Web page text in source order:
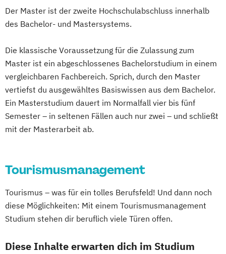
Der Master ist der zweite Hochschulabschluss innerhalb
des Bachelor- und Mastersystems.
Die klassische Voraussetzung für die Zulassung zum
Master ist ein abgeschlossenes Bachelorstudium in einem
vergleichbaren Fachbereich. Sprich, durch den Master
vertiefst du ausgewähltes Basiswissen aus dem Bachelor.
Ein Masterstudium dauert im Normalfall vier bis fünf
Semester – in seltenen Fällen auch nur zwei – und schließt
mit der Masterarbeit ab.
Tourismusmanagement
Tourismus – was für ein tolles Berufsfeld! Und dann noch
diese Möglichkeiten: Mit einem Tourismusmanagement
Studium stehen dir beruflich viele Türen offen.
Diese Inhalte erwarten dich im Studium